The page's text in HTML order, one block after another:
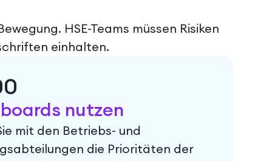
HSE-Teams müssen Risiken
einhalten.
nutzen
mit den Betriebs- und
die Prioritäten der